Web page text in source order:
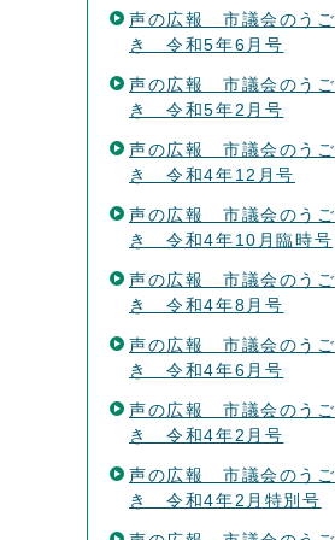
声の広報 市議会のうご
き 令和5年6月号
声の広報 市議会のうご
き 令和5年2月号
声の広報 市議会のうご
き 令和4年12月号
声の広報 市議会のうご
き 令和4年10月臨時号
声の広報 市議会のうご
き 令和4年8月号
声の広報 市議会のうご
き 令和4年6月号
声の広報 市議会のうご
き 令和4年2月号
声の広報 市議会のうご
き 令和4年2月特別号